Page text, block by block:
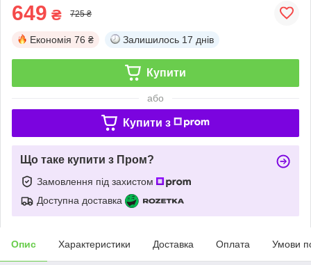
649 ₴ 725 ₴
Економія 76 ₴ Залишилось 17 днів
Купити
або
Купити з
Що таке купити з Пром?
Замовлення під захистом
Доступна доставка
Опис Характеристики Доставка Оплата Умови